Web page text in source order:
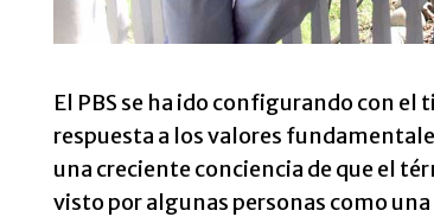
El PBS se ha ido configurando con
respuesta a los valores
una creciente conciencia de que el
visto por algunas personas como